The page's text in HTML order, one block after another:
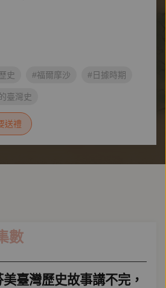
史 #福爾摩沙 #日據時期
臺灣史
送禮
數
臺灣歷史故事講不完，